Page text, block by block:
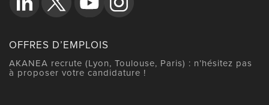
OFFRES D’EMPLOIS
AKANEA recrute (Lyon, Toulouse, Paris) : n’hésitez pas
à proposer votre candidature !